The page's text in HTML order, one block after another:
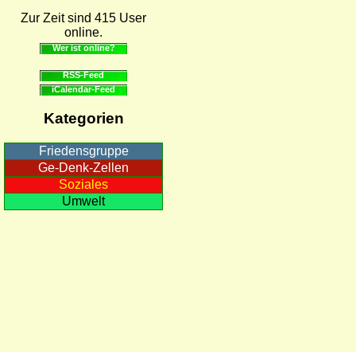
Zur Zeit sind 415 User
online.
Wer ist online?
RSS-Feed
iCalendar-Feed
Kategorien
Friedensgruppe
Ge-Denk-Zellen
Soziales
Umwelt